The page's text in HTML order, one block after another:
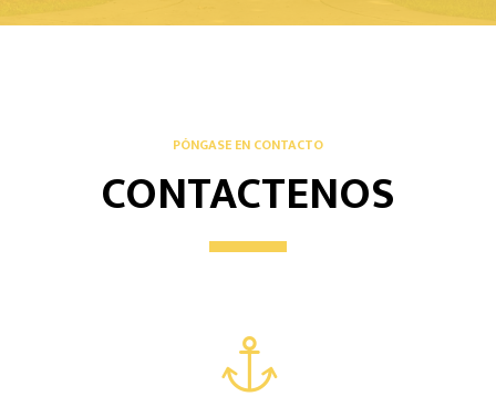
PÓNGASE EN CONTACTO
CONTACTENOS